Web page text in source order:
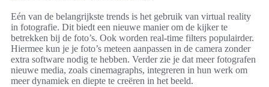
Eén van de belangrijkste trends is het gebruik van virtual reality
in fotografie. Dit biedt een nieuwe manier om de kijker te
betrekken bij de foto’s. Ook worden real-time filters populairder.
Hiermee kun je je foto’s meteen aanpassen in de camera zonder
extra software nodig te hebben. Verder zie je dat meer fotografen
nieuwe media, zoals cinemagraphs, integreren in hun werk om
meer dynamiek en diepte te creëren in het beeld.